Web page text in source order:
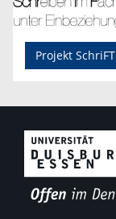
Projekt SchriFT